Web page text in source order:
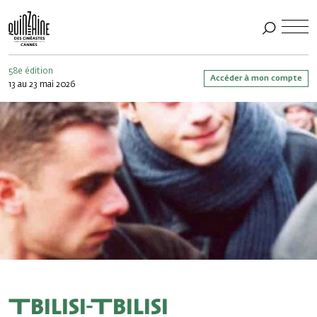
58e édition
13 au 23 mai 2026
Accéder à mon compte
Tbilisi-Tbilisi